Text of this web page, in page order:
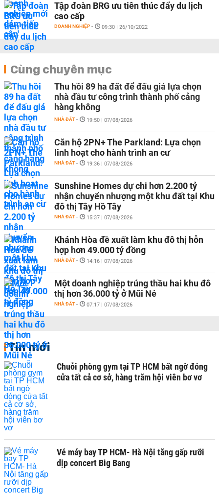
Tập đoàn BRG ưu tiên thúc đẩy du lịch
cao cấp
DOANH NGHIỆP - 09:30 | 26/10/2022
Cùng chuyên mục
Thu hồi 89 ha đất để đấu giá lựa chọn
nhà đầu tư công trình thành phố cảng
hàng không
NHÀ ĐẤT - 19:50 | 07/08/2026
Căn hộ 2PN+ The Parkland: Lựa chọn
linh hoạt cho hành trình an cư
NHÀ ĐẤT - 19:36 | 07/08/2026
Sunshine Homes dự chi hơn 2.200 tỷ
nhận chuyển nhượng một khu đất tại Khu
đô thị Tây Hồ Tây
NHÀ ĐẤT - 15:37 | 07/08/2026
Khánh Hòa đề xuất làm khu đô thị hỗn
hợp hơn 49.000 tỷ đồng
NHÀ ĐẤT - 14:16 | 07/08/2026
Một doanh nghiệp trúng thầu hai khu đô
thị hơn 36.000 tỷ ở Mũi Né
NHÀ ĐẤT - 07:17 | 07/08/2026
Tin mới
Chuỗi phòng gym tại TP HCM bất ngờ đóng
cửa tất cả cơ sở, hàng trăm hội viên bơ vơ
Vé máy bay TP HCM- Hà Nội tăng gấp rưỡi
dịp concert Big Bang